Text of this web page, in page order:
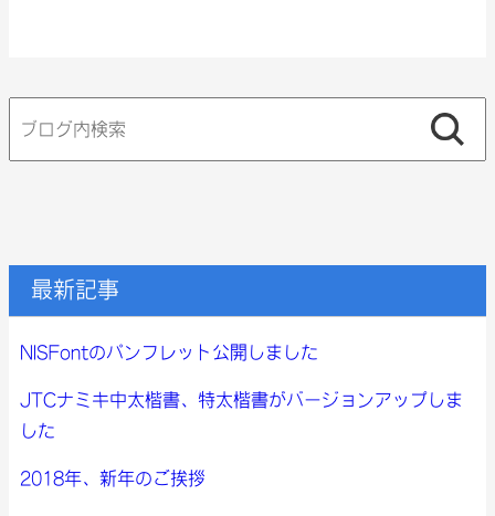
最新記事
NISFontのパンフレット公開しました
JTCナミキ中太楷書、特太楷書がバージョンアップしま
した
2018年、新年のご挨拶